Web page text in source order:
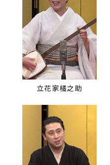
立花家橘之助